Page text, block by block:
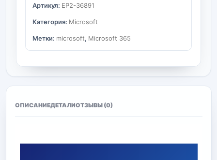
Артикул: EP2-36891
Категория: Microsoft
Метки: microsoft, Microsoft 365
ОПИСАНИЕДЕТАЛИОТЗЫВЫ (0)